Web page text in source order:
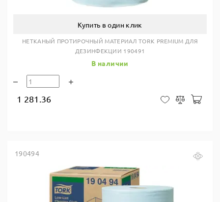
Купить в один клик
НЕТКАНЫЙ ПРОТИРОЧНЫЙ МАТЕРИАЛ TORK PREMIUM ДЛЯ
ДЕЗИНФЕКЦИИ 190491
В наличии
1 281.36 В закладки
Сравнить
190494